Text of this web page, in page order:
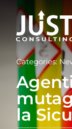
Salta
contenuto
Sicurezza sul
Medicina del
Ambiente
Categories:
la